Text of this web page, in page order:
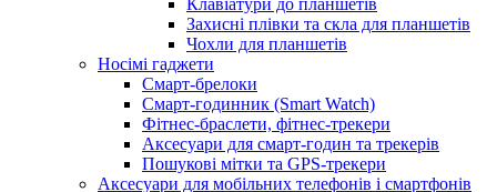
Клавіатури до планшетів
Захисні плівки та скла для планшетів
Чохли для планшетів
Носімі гаджети
Смарт-брелоки
Смарт-годинник (Smart Watch)
Фітнес-браслети, фітнес-трекери
Аксесуари для смарт-годин та трекерів
Пошукові мітки та GPS-трекери
Аксесуари для мобільних телефонів і смартфонів